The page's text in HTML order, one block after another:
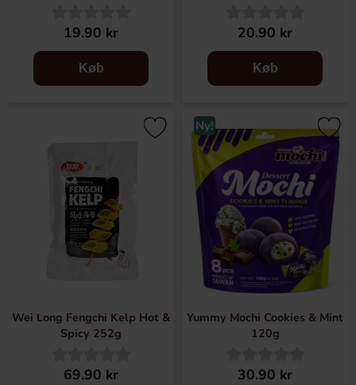
19.90 kr
Køb
20.90 kr
Køb
Wei Long Fengchi Kelp Hot &
Spicy 252g
69.90 kr
Ny!
Yummy Mochi Cookies & Mint
120g
30.90 kr